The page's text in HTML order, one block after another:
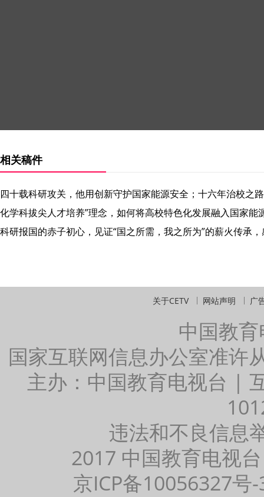
相关稿件
四十载科研攻关，他用创新守护国家能源安全；十六年治校之
化学科拔尖人才培养”理念，如何将高校特色化发展融入国家
科研报国的赤子初心，见证“国之所需，我之所为”的薪火传承
关于CETV 网站声明 广
中国教
国家互联网信息办公室准许
主办：中国教育电视台 |
违法和不良信息
2017 中国教育电视
京ICP备10056327号